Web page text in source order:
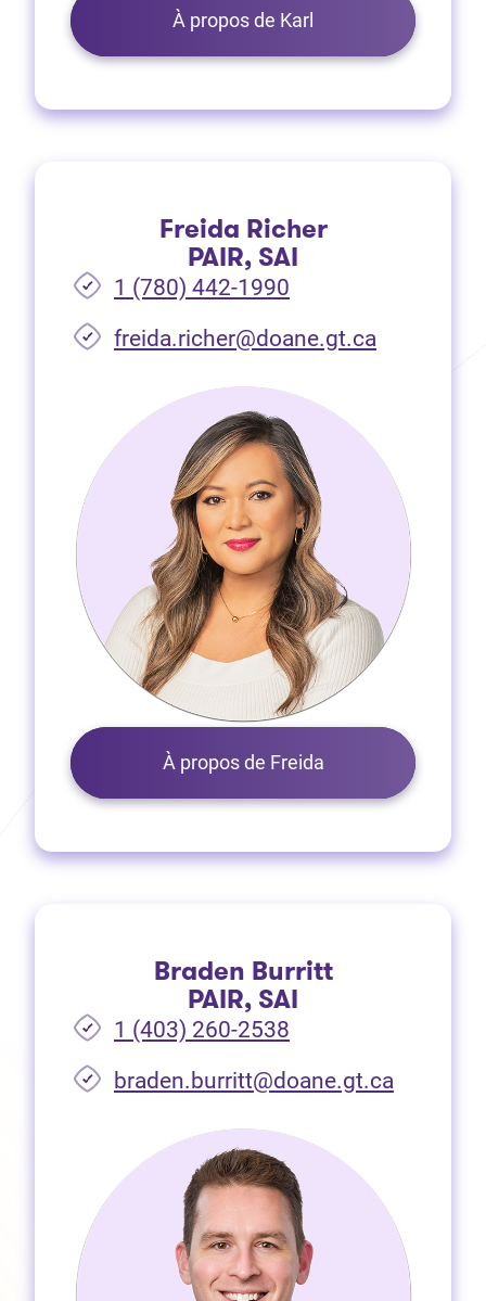
À propos de Karl
Freida Richer
PAIR, SAI
1 (780) 442-1990
freida.richer@doane.gt.ca
À propos de Freida
Braden Burritt
PAIR, SAI
1 (403) 260-2538
braden.burritt@doane.gt.ca